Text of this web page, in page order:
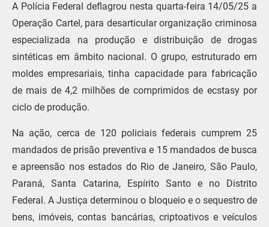
A Polícia Federal deflagrou nesta quarta-feira 14/05/25 a
Operação Cartel, para desarticular organização criminosa
especializada na produção e distribuição de drogas
sintéticas em âmbito nacional. O grupo, estruturado em
moldes empresariais, tinha capacidade para fabricação
de mais de 4,2 milhões de comprimidos de ecstasy por
ciclo de produção.
Na ação, cerca de 120 policiais federais cumprem 25
mandados de prisão preventiva e 15 mandados de busca
e apreensão nos estados do Rio de Janeiro, São Paulo,
Paraná, Santa Catarina, Espírito Santo e no Distrito
Federal. A Justiça determinou o bloqueio e o sequestro de
bens, imóveis, contas bancárias, criptoativos e veículos